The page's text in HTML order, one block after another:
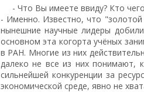
- Что Вы имеете ввиду? Кто
- Именно. Известно, что
нынешние научные лидеры
основном эта когорта учёных
в РАН. Многие из них
далеко не все из них понимают,
сильнейшей конкуренции за
экономической среде, явно не